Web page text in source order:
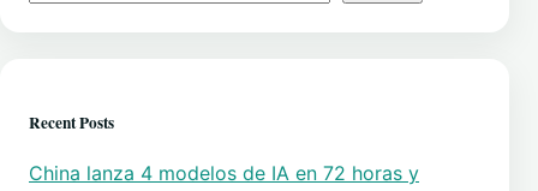
Recent Posts
China lanza 4 modelos de IA en 72 horas y